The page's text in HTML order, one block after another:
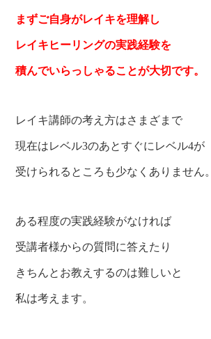
まずご自身がレイキを理解し
レイキヒーリングの実践経験を
積んでいらっしゃることが大切です。
レイキ講師の考え方はさまざまで
現在はレベル3のあとすぐにレベル4が
受けられるところも少なくありません。
ある程度の実践経験がなければ
受講者様からの質問に答えたり
きちんとお教えするのは難しいと
私は考えます。